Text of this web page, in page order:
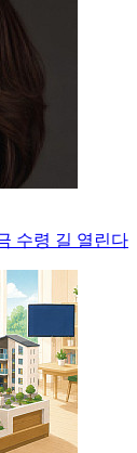
수령 길 열린다